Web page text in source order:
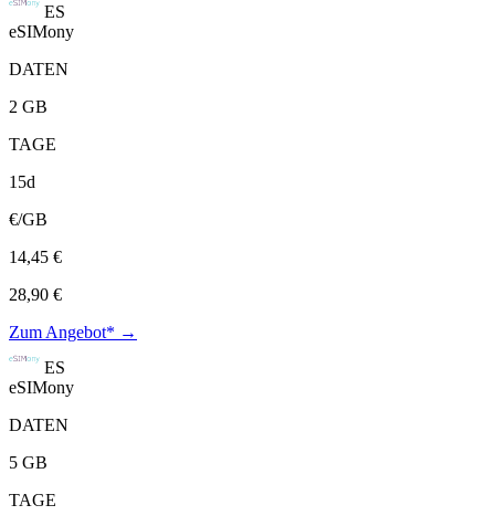
ES
eSIMony
DATEN
2 GB
TAGE
15d
€/GB
14,45 €
28,90 €
Zum Angebot* →
ES
eSIMony
DATEN
5 GB
TAGE